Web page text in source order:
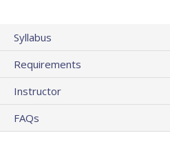
Syllabus
Requirements
Instructor
FAQs